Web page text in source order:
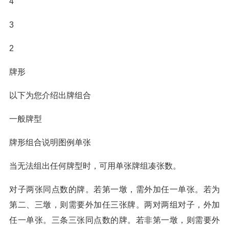
3
2
牌形
以下为您介绍出牌组合
一般牌型
牌形组合说明图例单张
当无法组出任何牌型时，可用单张牌组凑张数。
对子两张同点数的牌。若第一墩，需外加任一单张。若为
第二、三墩，则需要外加任三张牌。两对两组对子，外加
任一单张。三条三张同点数的牌。若非第一墩，则需要外